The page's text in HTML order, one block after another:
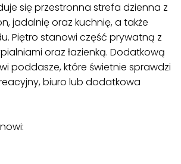
się przestronna strefa dzienna z
jadalnię oraz kuchnię, a także
Piętro stanowi część prywatną z
oraz łazienką. Dodatkową
poddasze, które świetnie sprawdzi
biuro lub dodatkowa